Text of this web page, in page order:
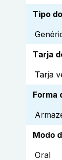
Tipo
Tarja
Tarja
Forma
Modo
Oral